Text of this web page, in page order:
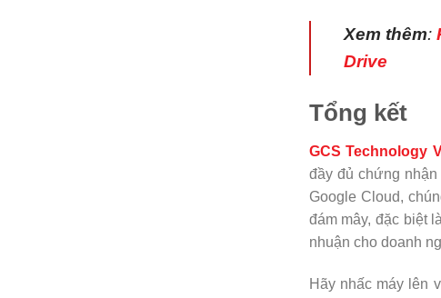
Xem thêm:
Drive
Tổng kết
GCS Technology
đầy đủ chứng
Google Cloud,
đám mây, đặc biệt
nhuận cho doanh
Hãy nhấc máy lên